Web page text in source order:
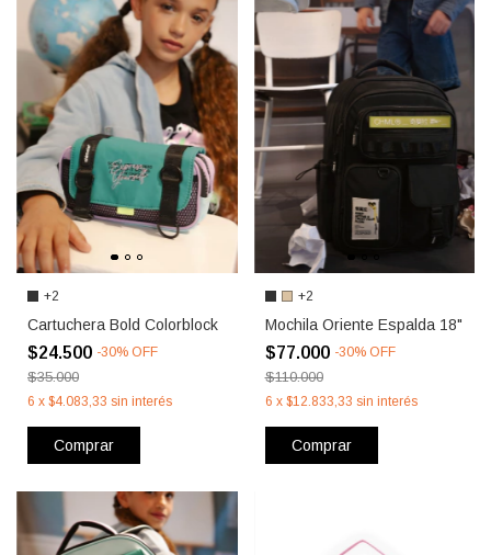
+2
Cartuchera Bold Colorblock
$24.500 -30% OFF
$35.000
6 x $4.083,33 sin interés
Comprar
+2
Mochila Oriente Espalda 18"
$77.000 -30% OFF
$110.000
6 x $12.833,33 sin interés
Comprar